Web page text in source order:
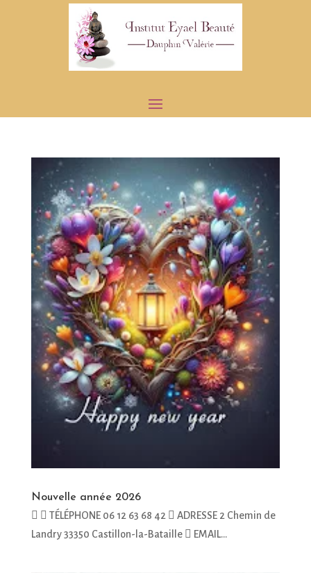
Nouvelle année 2026
  TÉLÉPHONE 06 12 63 68 42  ADRESSE 2 Chemin de
Landry 33350 Castillon-la-Bataille  EMAIL...